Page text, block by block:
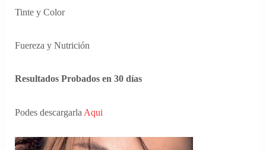
Tinte y Color
Fuereza y Nutrición
Resultados Probados en 30 días
Podes descargarla Aqui